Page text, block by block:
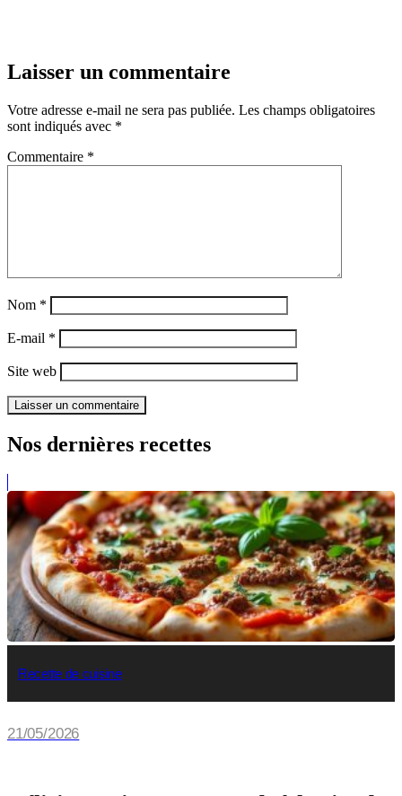
Laisser un commentaire
Votre adresse e-mail ne sera pas publiée. Les champs obligatoires
sont indiqués avec *
Commentaire *
Nom *
E-mail *
Site web
Nos dernières recettes
Recette de cuisine
21/05/2026